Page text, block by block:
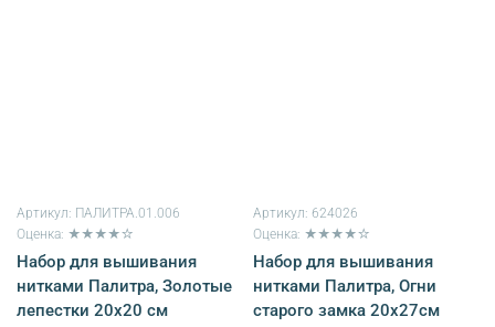
Артикул: ПАЛИТРА.01.006
Оценка: ★★★★☆
Набор для вышивания
нитками Палитра, Золотые
лепестки 20х20 см
Артикул: 624026
Оценка: ★★★★☆
Набор для вышивания
нитками Палитра, Огни
старого замка 20х27см